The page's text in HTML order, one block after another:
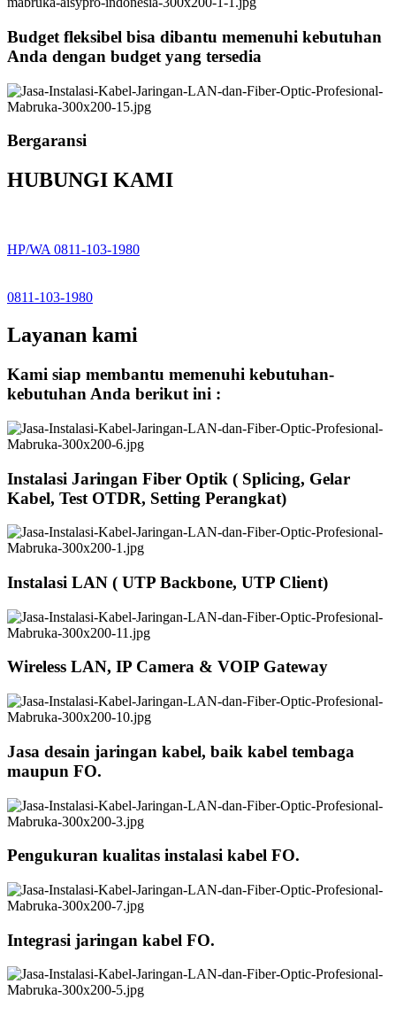
Budget fleksibel bisa dibantu memenuhi kebutuhan
Anda dengan budget yang tersedia
Bergaransi
HUBUNGI KAMI
HP/WA 0811-103-1980
0811-103-1980
Layanan kami
Kami siap membantu memenuhi kebutuhan-
kebutuhan Anda berikut ini :
Instalasi Jaringan Fiber Optik ( Splicing, Gelar
Kabel, Test OTDR, Setting Perangkat)
Instalasi LAN ( UTP Backbone, UTP Client)
Wireless LAN, IP Camera & VOIP Gateway
Jasa desain jaringan kabel, baik kabel tembaga
maupun FO.
Pengukuran kualitas instalasi kabel FO.
Integrasi jaringan kabel FO.